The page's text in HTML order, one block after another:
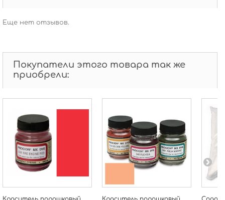
Еще нет отзывов.
Покупатели этого товара так же
приобрели: